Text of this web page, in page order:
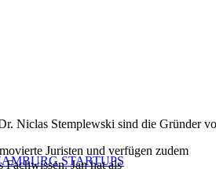
STARTUPS
Niclas Stemplewski sind die Gründer
Juristen und verfügen zudem
Fachwissen. Jan hat als